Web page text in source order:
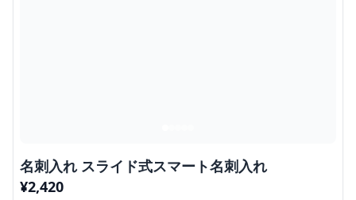
名刺入れ スライド式スマート名刺入れ
¥2,420